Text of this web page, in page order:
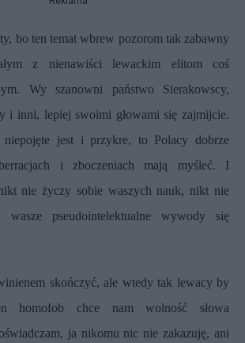
bo ten temat wbrew pozorom tak zabawny
z nienawiści lewackim elitom coś
Wy szanowni państwo Sierakowscy,
i inni, lepiej swoimi głowami się zajmijcie.
jest i przykre, to Polacy dobrze
i zboczeniach mają myśleć. I
nie życzy sobie waszych nauk, nikt nie
pseudointelektualne wywody się
skończyć, ale wtedy tak lewacy by
homofob chce nam wolność słowa
ja nikomu nic nie zakazuję, ani